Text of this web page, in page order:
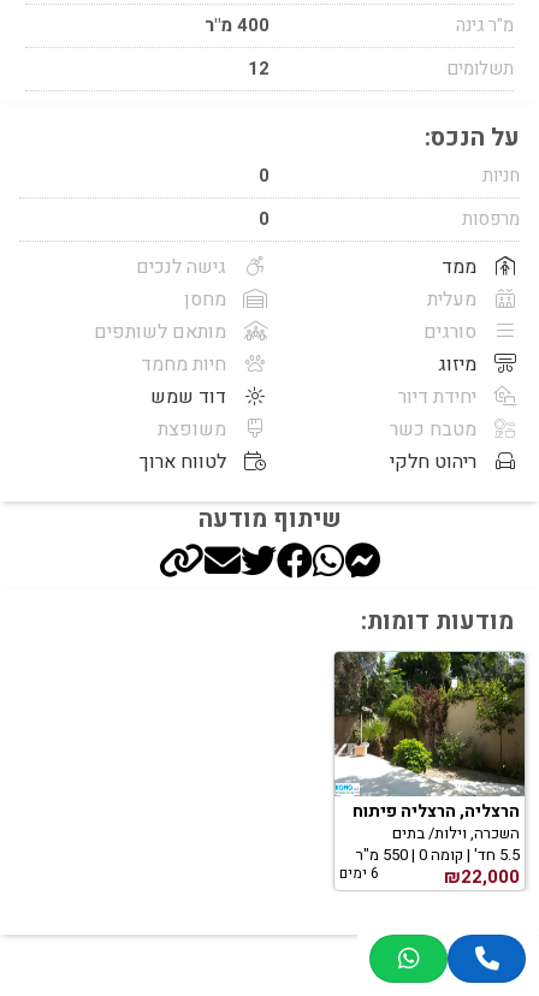
מ"ר גינה
400 מ"ר
תשלומים
12
על הנכס:
חניות
0
מרפסות
0
ממד
מעלית
סורגים
מיזוג
יחידת דיור
מטבח כשר
ריהוט חלקי
גישה לנכים
מחסן
מותאם לשותפים
חיות מחמד
דוד שמש
משופצת
לטווח ארוך
שיתוף מודעה
מודעות דומות:
הרצליה, הרצליה פיתוח
השכרה, וילות/ בתים
5.5 חד' | קומה 0 | 550 מ"ר
₪22,000 6 ימים